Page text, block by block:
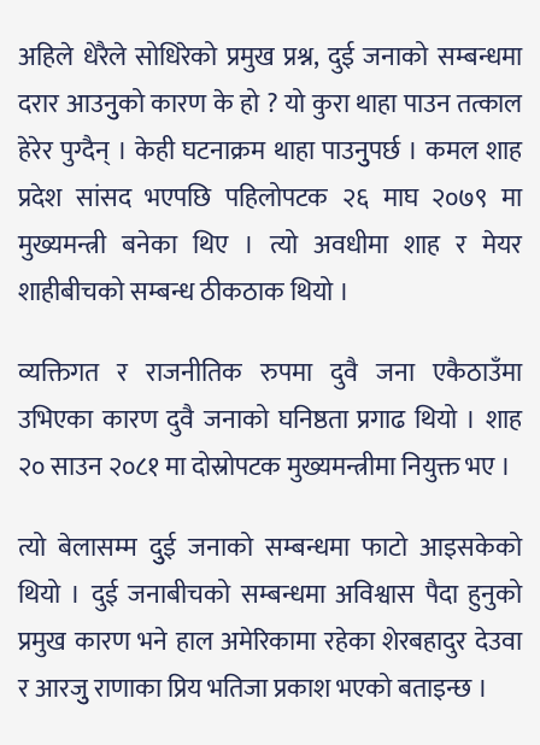
अहिले धेरैले सोधिरेको प्रमुख प्रश्न, दुई जनाको सम्बन्धमा
दरार आउनुुको कारण के हो ? यो कुरा थाहा पाउन तत्काल
हेरेर पुग्दैन् । केही घटनाक्रम थाहा पाउनुुपर्छ । कमल शाह
प्रदेश सांसद भएपछि पहिलोपटक २६ माघ २०७९ मा
मुख्यमन्त्री बनेका थिए । त्यो अवधीमा शाह र मेयर
शाहीबीचको सम्बन्ध ठीकठाक थियो ।
व्यक्तिगत र राजनीतिक रुपमा दुवै जना एकैठाउँमा
उभिएका कारण दुवै जनाको घनिष्ठता प्रगाढ थियो । शाह
२० साउन २०८१ मा दोस्रोपटक मुख्यमन्त्रीमा नियुक्त भए ।
त्यो बेलासम्म दुुई जनाको सम्बन्धमा फाटो आइसकेको
थियो । दुई जनाबीचको सम्बन्धमा अविश्वास पैदा हुनुको
प्रमुख कारण भने हाल अमेरिकामा रहेका शेरबहादुर देउवा
र आरजुु राणाका प्रिय भतिजा प्रकाश भएको बताइन्छ ।